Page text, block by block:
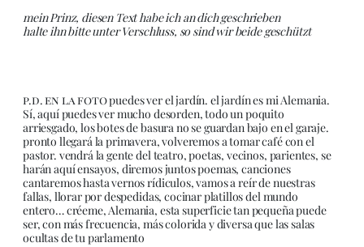
mein Prinz, diesen Text habe ich an dich geschrieben
halte ihn bitte unter Verschluss, so sind wir beide geschützt
p.d. en la fotopuedes ver el jardín. el jardín es mi Alemania.
Sí, aquí puedes ver mucho desorden, todo un poquito
arriesgado, los botes de basura no se guardan bajo en el garaje.
pronto llegará la primavera, volveremos a tomar café con el
pastor. vendrá la gente del teatro, poetas, vecinos, parientes, se
harán aquí ensayos, diremos juntos poemas, canciones
cantaremos hasta vernos rídiculos, vamos a reír de nuestras
fallas, llorar por despedidas, cocinar platillos del mundo
entero… créeme, Alemania, esta superficie tan pequeña puede
ser, con más frecuencia, más colorida y diversa que las salas
ocultas de tu parlamento